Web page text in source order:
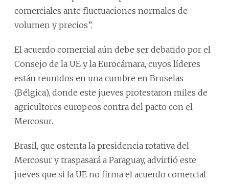
comerciales ante fluctuaciones normales de
volumen y precios”.
El acuerdo comercial aún debe ser debatido por el
Consejo de la UE y la Eurocámara, cuyos líderes
están reunidos en una cumbre en Bruselas
(Bélgica), donde este jueves protestaron miles de
agricultores europeos contra del pacto con el
Mercosur.
Brasil, que ostenta la presidencia rotativa del
Mercosur y traspasará a Paraguay, advirtió este
jueves que si la UE no firma el acuerdo comercial